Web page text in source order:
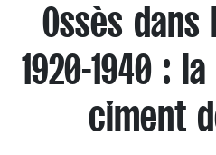
Ossès
1920-1940 :
ciment